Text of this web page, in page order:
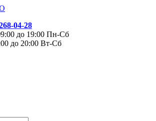
04-28
до 19:00 Пн-Сб
до 20:00 Вт-Сб